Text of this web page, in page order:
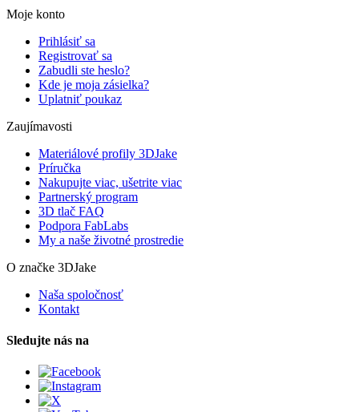
Moje konto
Prihlásiť sa
Registrovať sa
Zabudli ste heslo?
Kde je moja zásielka?
Uplatniť poukaz
Zaujímavosti
Materiálové profily 3DJake
Príručka
Nakupujte viac, ušetrite viac
Partnerský program
3D tlač FAQ
Podpora FabLabs
My a naše životné prostredie
O značke 3DJake
Naša spoločnosť
Kontakt
Sledujte nás na